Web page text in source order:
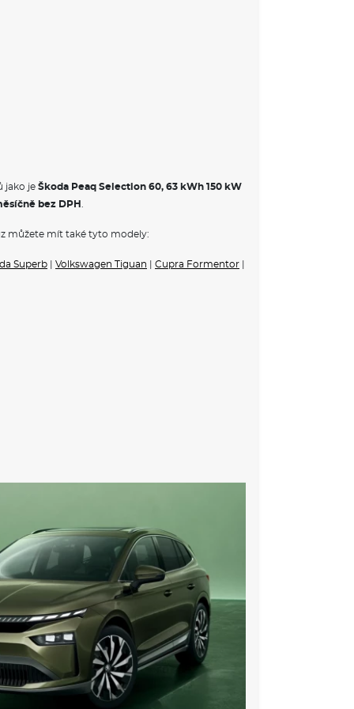
jako je Škoda Peaq Selection 60, 63 kWh 150 kW
bez DPH
můžete mít také tyto modely:
Superb Volkswagen Tiguan Cupra Formentor